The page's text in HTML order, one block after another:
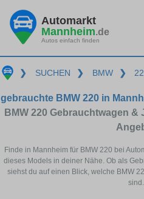
Automarkt
Mannheim.de
Autos einfach finden
❯ SUCHEN ❯ BMW ❯
gebrauchte BMW 220 in
BMW 220 Gebrauchtwagen
Finde in Mannheim für BMW 220 bei
dieses Models in deiner Nähe. Ob als
siehst du auf einen Blick, welche BMW
sind.